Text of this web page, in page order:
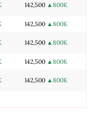
142,500 ▲800K
142,500 ▲800K
142,500 ▲800K
142,500 ▲800K
142,500 ▲800K